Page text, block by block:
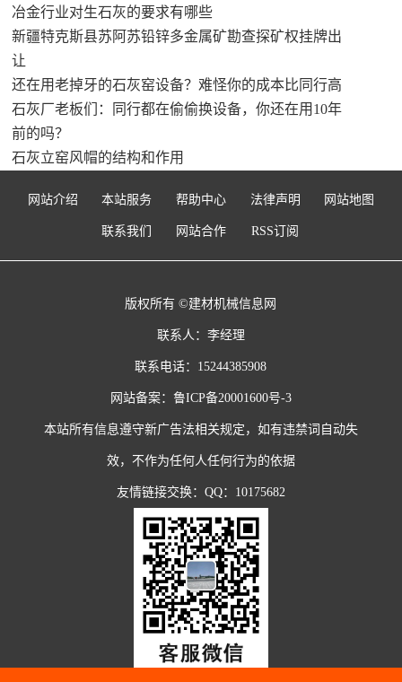
冶金行业对生石灰的要求有哪些
新疆特克斯县苏阿苏铅锌多金属矿勘查探矿权挂牌出
让
还在用老掉牙的石灰窑设备？难怪你的成本比同行高
石灰厂老板们：同行都在偷偷换设备，你还在用10年
前的吗？
石灰立窑风帽的结构和作用
网站介绍 本站服务 帮助中心 法律声明 网站地图
联系我们 网站合作 RSS订阅
版权所有 ©建材机械信息网
联系人：李经理
联系电话：15244385908
网站备案： 鲁ICP备20001600号-3
本站所有信息遵守新广告法相关规定，如有违禁词自动失
效，不作为任何人任何行为的依据
友情链接交换：QQ：10175682